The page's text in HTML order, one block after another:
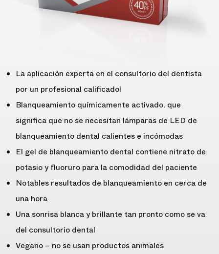
La aplicación experta en el consultorio del dentista
por un profesional calificadol
Blanqueamiento químicamente activado, que
significa que no se necesitan lámparas de LED de
blanqueamiento dental calientes e incómodas
El gel de blanqueamiento dental contiene nitrato de
potasio y fluoruro para la comodidad del paciente
Notables resultados de blanqueamiento en cerca de
una hora
Una sonrisa blanca y brillante tan pronto como se va
del consultorio dental
Vegano – no se usan productos animales